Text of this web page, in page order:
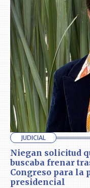
JUDICIAL
Niegan solicitud
buscaba frenar
Congreso para la
presidencial